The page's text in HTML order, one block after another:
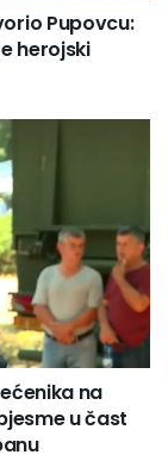
Pupovcu:
herojski
na
u čast